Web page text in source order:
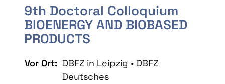
9th Doctoral Colloquium
BIOENERGY AND BIOBASED
PRODUCTS
Vor Ort: DBFZ in Leipzig • DBFZ
Deutsches